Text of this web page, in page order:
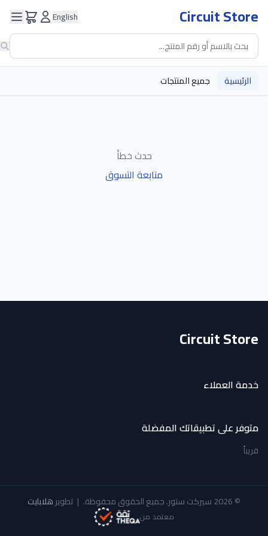
Circuit Store
English
الرئيسية جميع المنتجات
حدث خطأ
متابعة التسوق
Circuit Store
خدمة العملاء
متوفر على تطبيقاتك المفضلة
قريباً
© 2026 سيركت ستور. جميع الحقوق محفوظة. | تطويرهلابايت
معتمد من